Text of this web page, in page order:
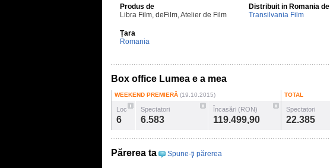
Produs de
Libra Film, deFilm, Atelier de Film
Distribuit in Romania de
Transilvania Film
Țara
Romania
Box office Lumea e a mea
WEEKEND PREMIERĂ (19.10.2015)
Loc
6
Spectatori
6.583
Încasări (RON)
119.499,90
TOTAL
Spectatori
22.385
Părerea ta Spune-ţi părerea